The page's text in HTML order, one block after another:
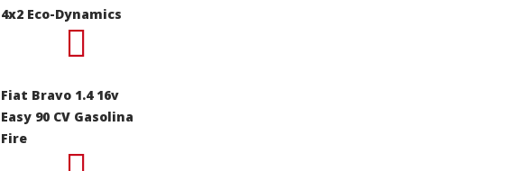
4x2 Eco-Dynamics
Fiat Bravo 1.4 16v
Easy 90 CV Gasolina
Fire